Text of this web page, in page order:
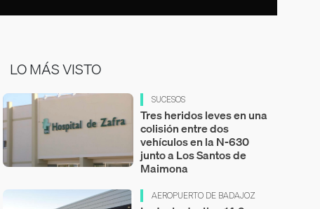
LO MÁS VISTO
SUCESOS
Tres heridos leves en una
colisión entre dos
vehículos en la N-630
junto a Los Santos de
Maimona
AEROPUERTO DE BADAJOZ